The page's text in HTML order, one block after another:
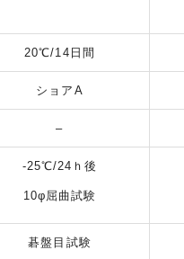
20℃/14日間
ショアA
–
-25℃/24ｈ後
10φ屈曲試験
碁盤目試験